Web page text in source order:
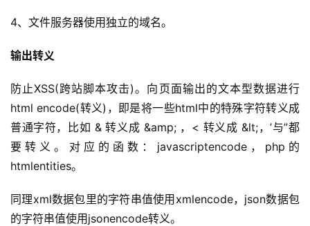
4、文件服务器使用独立的域名。
输出转义
防止XSS(跨站脚本攻击)。向页面输出的文本型数据进行
html encode(转义)，即是将一些html中的特殊字符转义成
普通字符，比如 & 转义成 &amp; ， < 转义成 &lt;，’与”都
要转义。对应的函数：javascriptencode，php的
htmlentities。
同理xml数据包里的字符串值使用xmlencode，json数据包
的字符串值使用jsonencode转义。